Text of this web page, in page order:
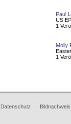
Paul
US
1
Molly
1
Datenschutz | Bildnachweis